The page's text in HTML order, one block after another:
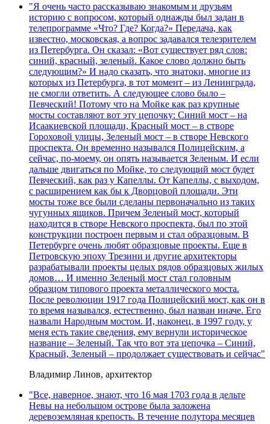
"Я очень часто рассказываю знакомым и друзьям
историю с вопросом, который однажды был задан в
телепрограмме «Что? Где? Когда?» Передача, как
известно, московская, а вопрос задавался телезрителем
из Петербурга. Он сказал: «Вот существует ряд слов:
синий, красный, зеленый. Какое слово должно быть
следующим?» И надо сказать, что знатоки, многие из
которых из Петербурга, в тот момент – из Ленинграда,
не смогли ответить. А следующее слово было –
Певческий! Потому что на Мойке как раз крупные
мосты составляют вот эту цепочку: Синий мост – на
Исаакиевской площади, Красный мост – в створе
Гороховой улицы, Зеленый мост – в створе Невского
проспекта. Он временно назывался Полицейским, а
сейчас, по-моему, он опять называется Зеленым. И если
дальше двигаться по Мойке, то следующий мост будет
Певческий, как раз у Капеллы. От Капеллы, с выходом,
с расширением как бы к Дворцовой площади. Эти
мосты тоже все были сделаны первоначально из таких
чугунных ящиков. Причем Зеленый мост, который
находится в створе Невского проспекта, был по этой
конструкции построен первым и стал образцовым. В
Петербурге очень любят образцовые проекты. Еще в
Петровскую эпоху Трезини и другие архитекторы
разрабатывали проекты целых рядов образцовых жилых
домов… И именно Зеленый мост стал головным
образцом типового проекта металлического моста.
После революции 1917 года Полицейский мост, как он в
то время назывался, естественно, был назван иначе. Его
назвали Народным мостом. И, наконец, в 1997 году, у
меня есть такие сведения, ему вернули историческое
название – Зеленый. Так что вот эта цепочка – Синий,
Красный, Зеленый – продолжает существовать и сейчас"
Владимир Линов, архитектор
"Все, наверное, знают, что 16 мая 1703 года в дельте
Невы на небольшом острове была заложена
деревоземляная крепость. В течение полутора месяцев